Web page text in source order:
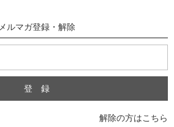
メルマガ登録・解除
解除の方はこちら